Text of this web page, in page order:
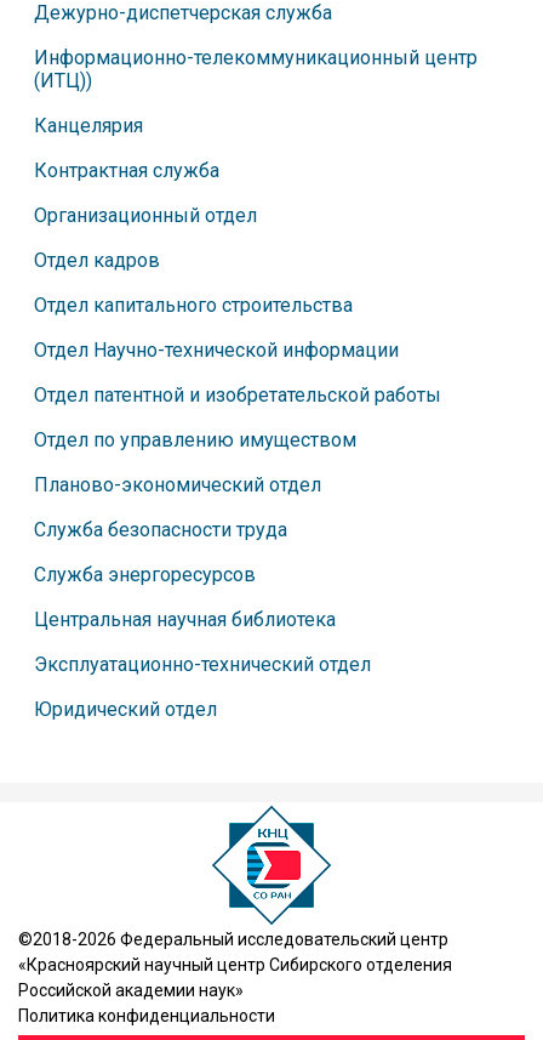
Дежурно-диспетчерская служба
Информационно-телекоммуникационный центр
(ИТЦ))
Канцелярия
Контрактная служба
Организационный отдел
Отдел кадров
Отдел капитального строительства
Отдел Научно-технической информации
Отдел патентной и изобретательской работы
Отдел по управлению имуществом
Планово-экономический отдел
Служба безопасности труда
Служба энергоресурсов
Центральная научная библиотека
Эксплуатационно-технический отдел
Юридический отдел
©2018-2026 Федеральный исследовательский центр
«Красноярский научный центр Сибирского отделения
Российской академии наук»
Политика конфиденциальности